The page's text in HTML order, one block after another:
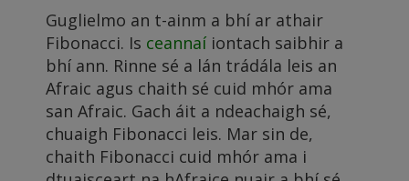
Guglielmo an t-ainm a bhí ar athair
Fibonacci. Is ceannaí iontach saibhir a
bhí ann. Rinne sé a lán trádála leis an
Afraic agus chaith sé cuid mhór ama
san Afraic. Gach áit a ndeachaigh sé,
chuaigh Fibonacci leis. Mar sin de,
chaith Fibonacci cuid mhór ama i